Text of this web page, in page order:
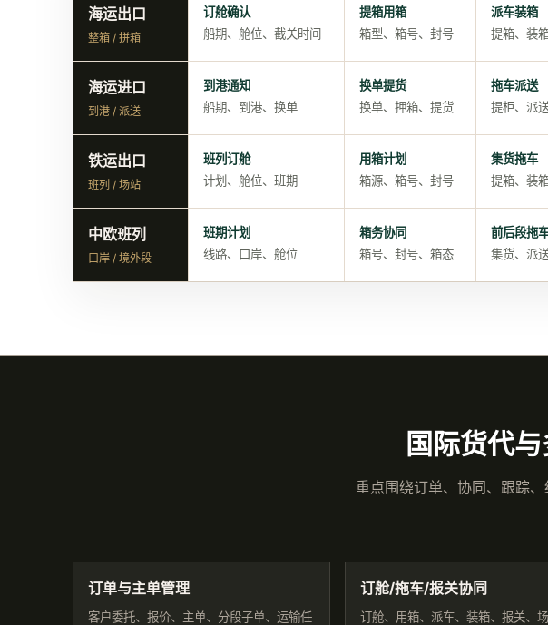
海运出口
整箱 / 拼箱
订舱确认
船期、舱位、截关时间
提箱用箱
箱型、箱号、封号
派车装箱
提箱、装
海运进口
到港 / 派送
到港通知
船期、到港、换单
换单提货
换单、押箱、提货
拖车派送
提柜、派
铁运出口
班列 / 场站
班列订舱
计划、舱位、班期
用箱计划
箱源、箱号、封号
集货拖车
提箱、装
中欧班列
口岸 / 境外段
班期计划
线路、口岸、舱位
箱务协同
箱号、封号、箱态
前后段拖
集货、派
国际货代
重点围绕订单、协同、跟踪
订单与主单管理
客户委托、报价、主单、分段子单、运输任
订舱/拖车/报关协同
订舱、用箱、派车、装箱、报关、